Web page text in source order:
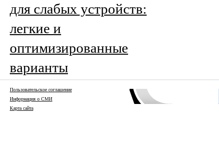
для слабых устройств:
легкие и
оптимизированные
варианты
Пользовательское соглашение
Информация о СМИ
Карта сайта